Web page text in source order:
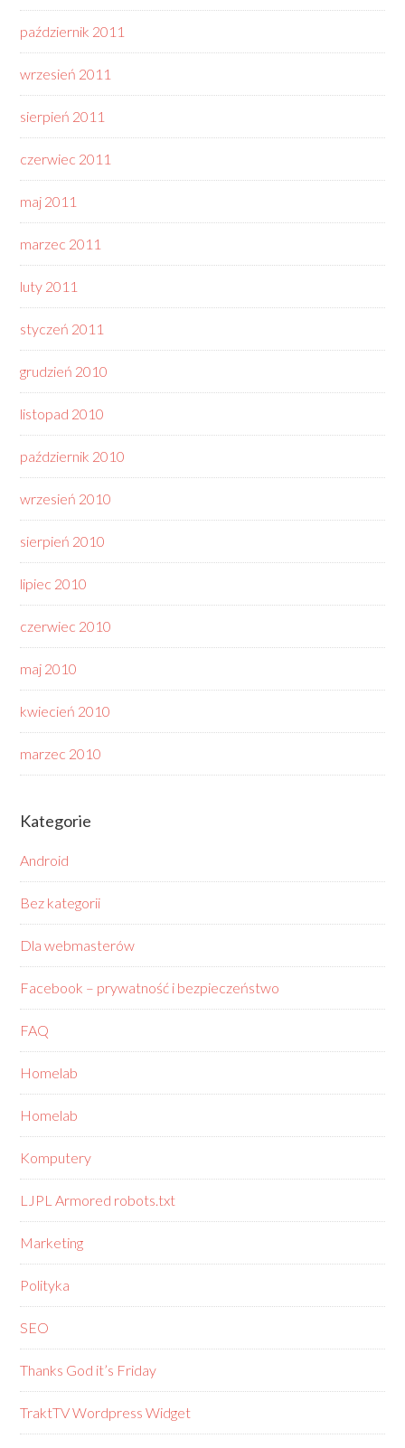
październik 2011
wrzesień 2011
sierpień 2011
czerwiec 2011
maj 2011
marzec 2011
luty 2011
styczeń 2011
grudzień 2010
listopad 2010
październik 2010
wrzesień 2010
sierpień 2010
lipiec 2010
czerwiec 2010
maj 2010
kwiecień 2010
marzec 2010
Kategorie
Android
Bez kategorii
Dla webmasterów
Facebook – prywatność i bezpieczeństwo
FAQ
Homelab
Homelab
Komputery
LJPL Armored robots.txt
Marketing
Polityka
SEO
Thanks God it’s Friday
TraktTV Wordpress Widget